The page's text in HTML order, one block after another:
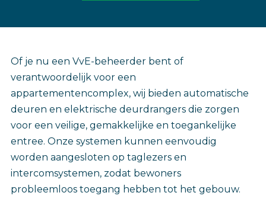
Of je nu een VvE-beheerder bent of
verantwoordelijk voor een
appartementencomplex, wij bieden automatische
deuren en elektrische deurdrangers die zorgen
voor een veilige, gemakkelijke en toegankelijke
entree. Onze systemen kunnen eenvoudig
worden aangesloten op taglezers en
intercomsystemen, zodat bewoners
probleemloos toegang hebben tot het gebouw.